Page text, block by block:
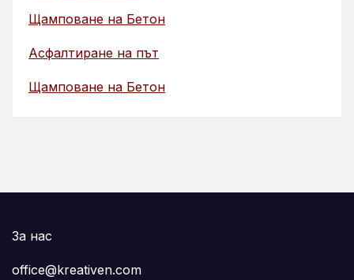
Щамповане на Бетон
Асфалтиране на път
Щамповане на Бетон
За нас
office@kreativen.com